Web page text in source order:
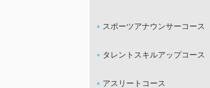
スポーツアナウンサーコース
タレントスキルアップコース
アスリートコース